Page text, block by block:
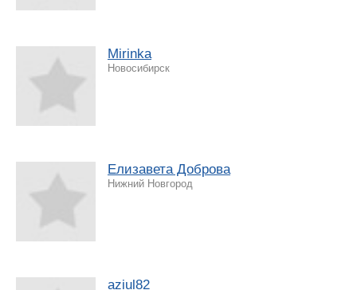
Mirinka
Новосибирск
Елизавета Доброва
Нижний Новгород
aziul82